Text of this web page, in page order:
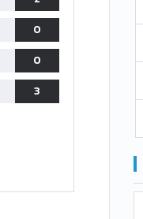
0
0
3
38
38